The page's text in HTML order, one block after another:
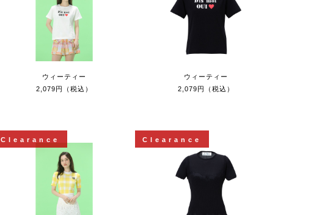
ウィーティー
2,079円（税込）
ウィーティー
2,079円（税込）
Clearance Clearance